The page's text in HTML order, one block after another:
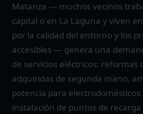
Matanza — muchos vecinos
capital o en La Laguna y viven
por la calidad del entorno y los
accesibles — genera una
de servicios eléctricos: reformas
adquiridas de segunda mano,
potencia para
instalación de puntos de